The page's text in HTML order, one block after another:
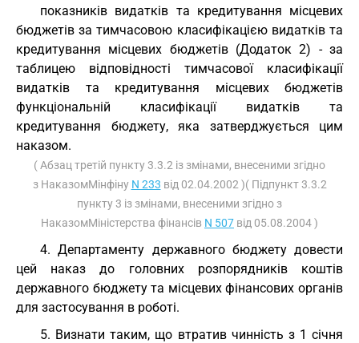
показників видатків та кредитування місцевих
бюджетів за тимчасовою класифікацією видатків та
кредитування місцевих бюджетів (Додаток 2) - за
таблицею відповідності тимчасової класифікації
видатків та кредитування місцевих бюджетів
функціональній класифікації видатків та
кредитування бюджету, яка затверджується цим
наказом.
( Абзац третій пункту 3.3.2 із змінами, внесеними згідно
з НаказомМінфіну N 233 від 02.04.2002 )( Підпункт 3.3.2
пункту 3 із змінами, внесеними згідно з
НаказомМіністерства фінансів N 507 від 05.08.2004 )
4. Департаменту державного бюджету довести
цей наказ до головних розпорядників коштів
державного бюджету та місцевих фінансових органів
для застосування в роботі.
5. Визнати таким, що втратив чинність з 1 січня